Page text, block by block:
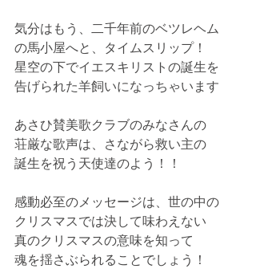
気分はもう、二千年前のベツレヘム
の馬小屋へと、タイムスリップ！
星空の下でイエスキリストの誕生を
告げられた羊飼いになっちゃいます
あさひ賛美歌クラブのみなさんの
荘厳な歌声は、さながら救い主の
誕生を祝う天使達のよう！！
感動必至のメッセージは、世の中の
クリスマスでは決して味わえない
真のクリスマスの意味を知って
魂を揺さぶられることでしょう！